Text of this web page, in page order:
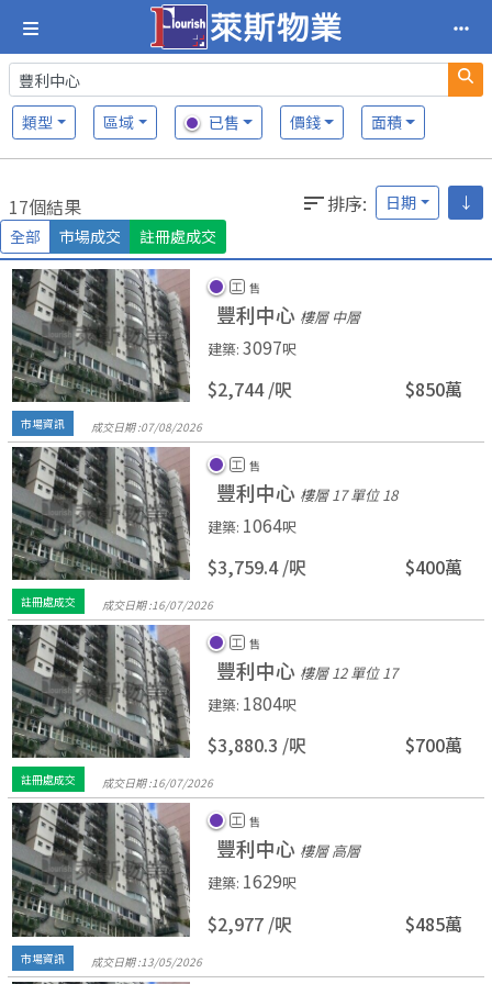
類型 區域 已售 價錢 面積
17個結果 排序: 日期
↓
全部
市場成交 註冊處成交
工 售
豐利中心 樓層 中層
建築: 3097呎
$2,744 /呎 $850萬
市場資訊 成交日期 :07/08/2026
工 售
豐利中心 樓層 17 單位 18
建築: 1064呎
$3,759.4 /呎 $400萬
註冊處成交 成交日期 :16/07/2026
工 售
豐利中心 樓層 12 單位 17
建築: 1804呎
$3,880.3 /呎 $700萬
註冊處成交 成交日期 :16/07/2026
工 售
豐利中心 樓層 高層
建築: 1629呎
$2,977 /呎 $485萬
市場資訊 成交日期 : 13/05/2026